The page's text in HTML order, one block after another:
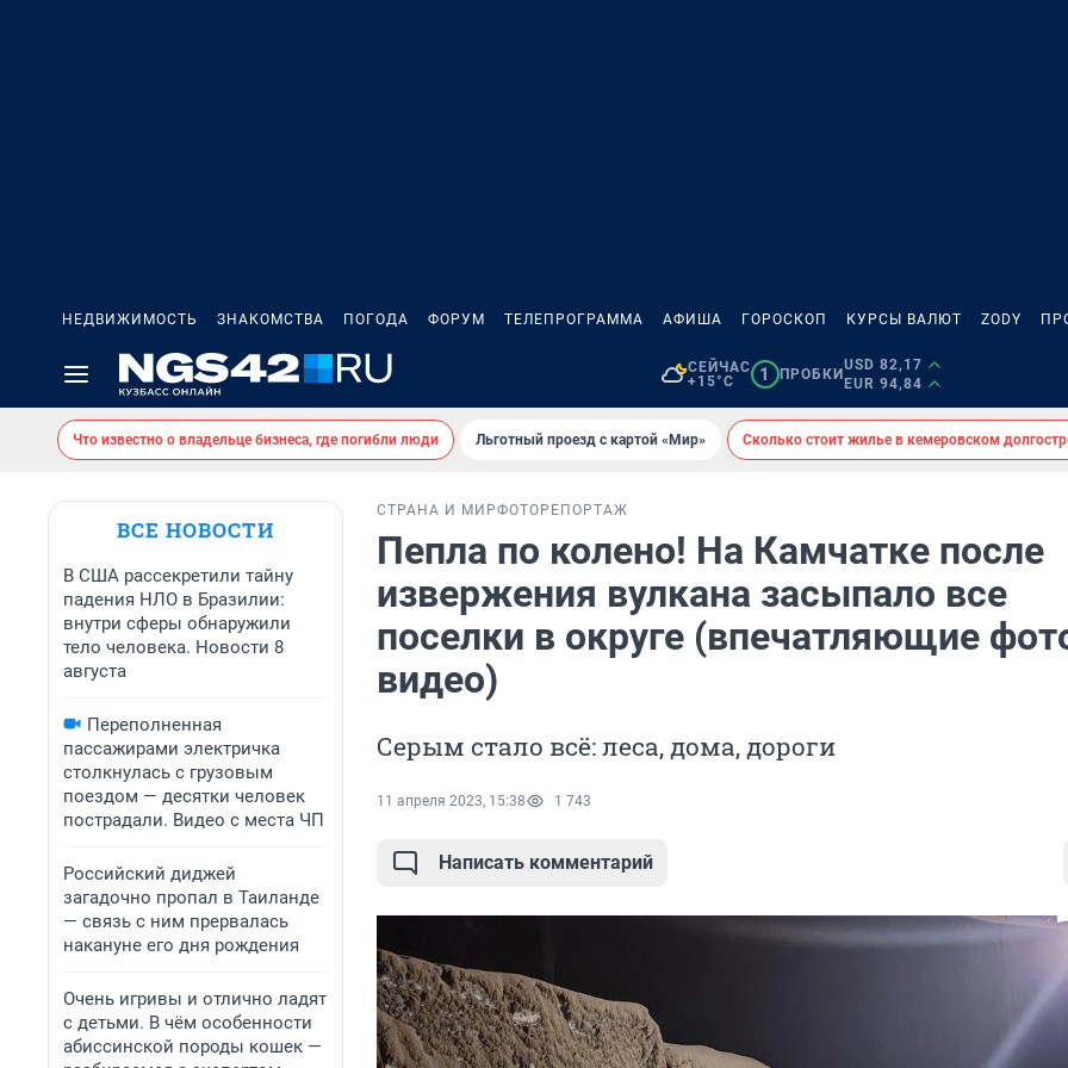
НЕДВИЖИМОСТЬ ЗНАКОМСТВА ПОГОДА ФОРУМ ТЕЛЕПРОГРАММА АФИША ГОРОСКОП КУРСЫ ВАЛЮТ ZODY
СЕЙЧАС
+15°C
1 ПРОБКИ
USD 82,17
EUR 94,84
Что известно о владельце бизнеса, где погибли люди Льготный проезд с картой «Мир» Сколько стоит жилье в кемеровском
ВСЕ НОВОСТИ
В США рассекретили тайну
падения НЛО в Бразилии:
внутри сферы обнаружили
тело человека. Новости 8
августа
Переполненная
пассажирами электричка
столкнулась с грузовым
поездом — десятки человек
пострадали. Видео с места ЧП
Российский диджей
загадочно пропал в Таиланде
— связь с ним прервалась
накануне его дня рождения
Очень игривы и отлично ладят
с детьми. В чём особенности
абиссинской породы кошек —
СТРАНА И МИРФОТОРЕПОРТАЖ
Пепла по колено! На Камчатке после
извержения вулкана засыпало все
поселки в округе (впечатляющие
видео)
Серым стало всё: леса, дома, дороги
11 апреля 2023, 15:38 1 743
Написать комментарий